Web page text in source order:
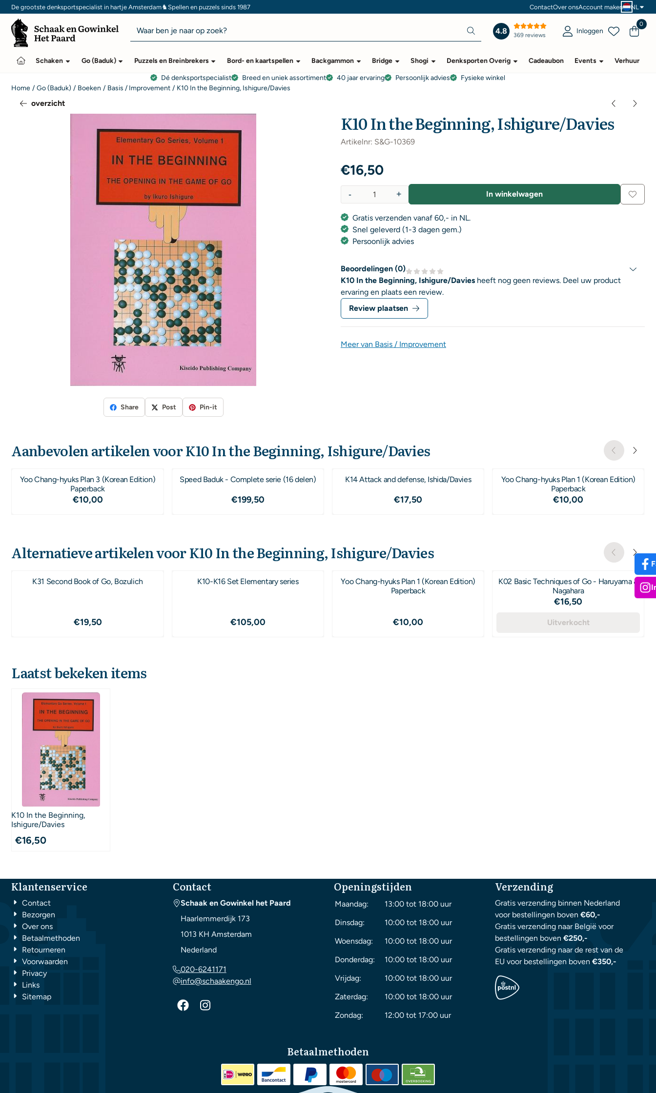
Cookievoorkeuren zijn momenteel gesloten.
De grootste denksportspecialist in hartje Amsterdam♞Spellen en puzzels sinds 1987 ContactOver onsAccount maken NL
Zoeken
4.8 369 reviews Inloggen
0
Schaken Go (Baduk) Puzzels en Breinbrekers Bord- en kaartspellen Backgammon Bridge Shogi Denksporten Overig Cadeaubon Events Verhuur
Dé denksportspecialist Breed en uniek assortiment 40 jaar ervaring Persoonlijk advies
Fysieke winkel
Home / Go (Baduk) / Boeken / Basis / Improvement / K10 In the Beginning, Ishigure/Davies
overzicht
Share Post Pin-it
K10 In the Beginning, Ishigure/Davies
Artikelnr: S&G-10369
€16,50
+
- In winkelwagen
Gratis verzenden vanaf 60,- in NL.
Snel geleverd (1-3 dagen gem.)
Persoonlijk advies
Beoordelingen (0)
K10 In the Beginning, Ishigure/Davies heeft nog geen reviews. Deel uw product
ervaring en plaats een review.
Review plaatsen
Meer van Basis / Improvement
Aanbevolen artikelen voorK10 In the Beginning, Ishigure/Davies
Yoo Chang-hyuks Plan 3 (Korean Edition)
Paperback
Prijs: 10,00
€10,00
Speed Baduk - Complete serie (16 delen)
Prijs: 199,50
€199,50
K14 Attack and defense, Ishida/Davies
Prijs: 17,50
€17,50
Yoo Chang-hyuks Plan 1 (Korean Edition)
Paperback
Prijs: 10,00
€10,00
Alternatieve artikelen voorK10 In the Beginning, Ishigure/Davies
K31 Second Book of Go, Bozulich
Prijs: 19,50
€19,50
K10-K16 Set Elementary series
Prijs: 105,00
€105,00
Yoo Chang-hyuks Plan 1 (Korean Edition)
Paperback
Prijs: 10,00
€10,00
K02 Basic Techniques of Go - Haruyama &
Nagahara
Prijs: 16,50
€16,50
Uitverkocht
Laatst bekeken items
K10 In the Beginning,
Ishigure/Davies
€16,50
Klantenservice
Contact
Bezorgen
Over ons
Betaalmethoden
Retourneren
Voorwaarden
Privacy
Links
Sitemap
Contact
Schaak en Gowinkel het Paard
Haarlemmerdijk 173
1013 KH Amsterdam
Nederland
020-6241171
info@schaakengo.nl
Openingstijden
Maandag:
13:00 tot 18:00 uur
Dinsdag:
10:00 tot 18:00 uur
Woensdag:
10:00 tot 18:00 uur
Donderdag:
10:00 tot 18:00 uur
Vrijdag:
10:00 tot 18:00 uur
Zaterdag:
10:00 tot 18:00 uur
Zondag:
12:00 tot 17:00 uur
Verzending
Gratis verzending binnen Nederland
voor bestellingen boven€60,-
Gratis verzending naar België voor
bestellingen boven€250,-
Gratis verzending naar de rest van de
EU voor bestellingen boven€350,-
Betaalmethoden